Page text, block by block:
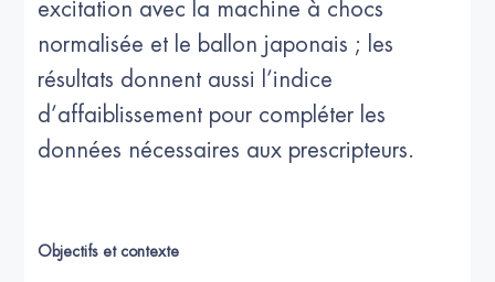
excitation avec la machine à chocs
normalisée et le ballon japonais ; les
résultats donnent aussi l’indice
d’affaiblissement pour compléter les
données nécessaires aux prescripteurs.
Objectifs et contexte